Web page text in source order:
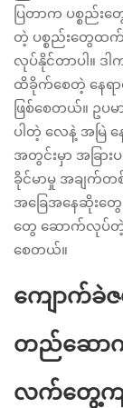
ပြတာက ပစ္စည်
တဲ့ ပစ္စည်းတွေထက်
လုပ်နိုင်တာပါ။ ဒ
ထိခိုက်စေတဲ့ နေရာ
ဖြစ်စေတယ်။ ဥပ
ပါတဲ့ လေနဲ့ အမြဲ
အတွင်းမှာ အခြားပ
ခိုင်မာမှု အချက်တ
အခြေအနေဆိုးတွ
တွေ ဆောက်လုပ်တဲ့
စေတယ်။
ကျောက်ခဲဇ
တည်ဆော
လက်တွေ့က